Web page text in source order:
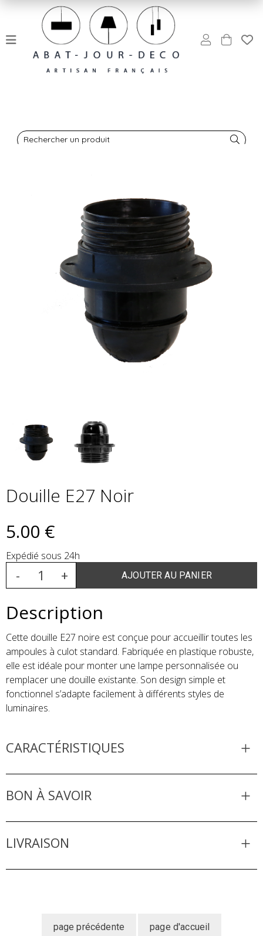
Rechercher un produit
Douille E27 Noir
5.00 €
Expédié sous 24h
Description
Cette douille E27 noire est conçue pour accueillir toutes les
ampoules à culot standard. Fabriquée en plastique robuste,
elle est idéale pour monter une lampe personnalisée ou
remplacer une douille existante. Son design simple et
fonctionnel s’adapte facilement à différents styles de
luminaires.
CARACTÉRISTIQUES
BON À SAVOIR
LIVRAISON